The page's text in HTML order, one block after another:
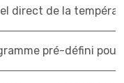
direct de la
pré-défini